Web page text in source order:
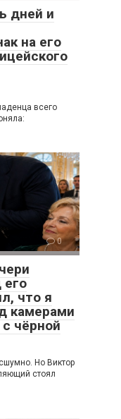
дней и
на его
всего
0
его
что я
камерами
чёрной
Но Виктор
стоял